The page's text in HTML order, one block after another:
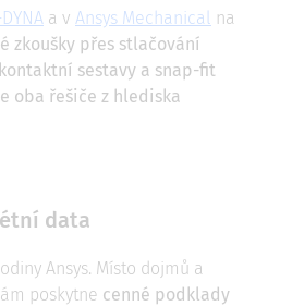
a v Ansys Mechanical na
zkoušky přes stlačování
sestavy a snap-fit
oba řešiče z hlediska
data
Ansys. Místo dojmů a
poskytne cenné podklady